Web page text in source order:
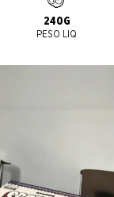
240G
PESO LIQ